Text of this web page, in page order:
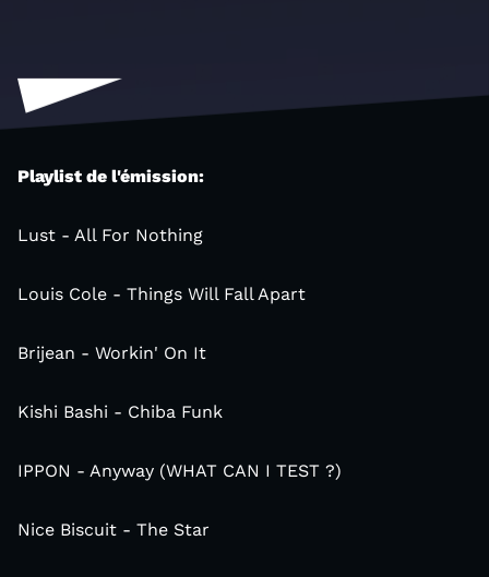
Playlist de l'émission:
Lust - All For Nothing
Louis Cole - Things Will Fall Apart
Brijean - Workin' On It
Kishi Bashi - Chiba Funk
IPPON - Anyway (WHAT CAN I TEST ?)
Nice Biscuit - The Star